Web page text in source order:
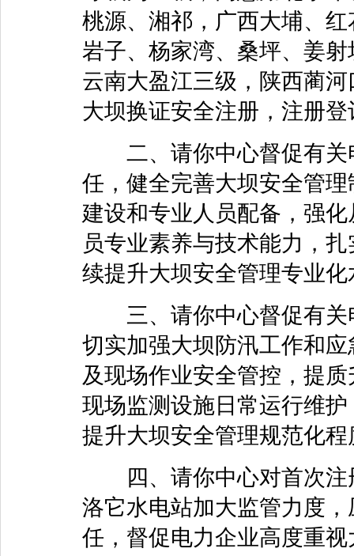
桃源、湘祁，广西大埔、
岩子、杨家湾、桑坪、姜
云南大盈江三级，陕西蔺
大坝换证安全注册，注册
二、请你中心督促有关
任，健全完善大坝安全管
建设和专业人员配备，强
员专业素养与技术能力，
续提升大坝安全管理专业化
三、请你中心督促有关
切实加强大坝防汛工作和
及现场作业安全管控，提
现场监测设施日常运行维
提升大坝安全管理规范化程
四、请你中心对首次注
洛它水电站加大监管力度
任，督促电力企业高度重